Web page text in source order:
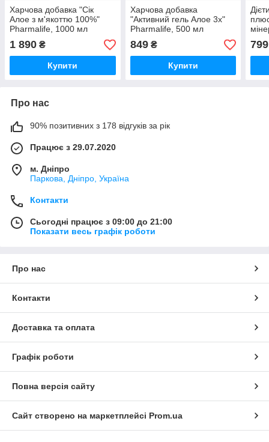
Харчова добавка "Сік
Алое з м'якоттю 100%"
Pharmalife, 1000 мл
1 890 ₴
Купити
Харчова добавка
"Активний гель Алое 3х"
Pharmalife, 500 мл
849₴
Купити
30
799
Про нас
90% позитивних з 178 відгуків за рік
Працює з 29.07.2020
м. Дніпро
Паркова, Дніпро, Україна
Контакти
Сьогодні працює з 09:00 до 21:00
Показати весь графік роботи
Про нас
Контакти
Доставка та оплата
Графік роботи
Повна версія сайту
Сайт створено на маркетплейсі Prom.ua